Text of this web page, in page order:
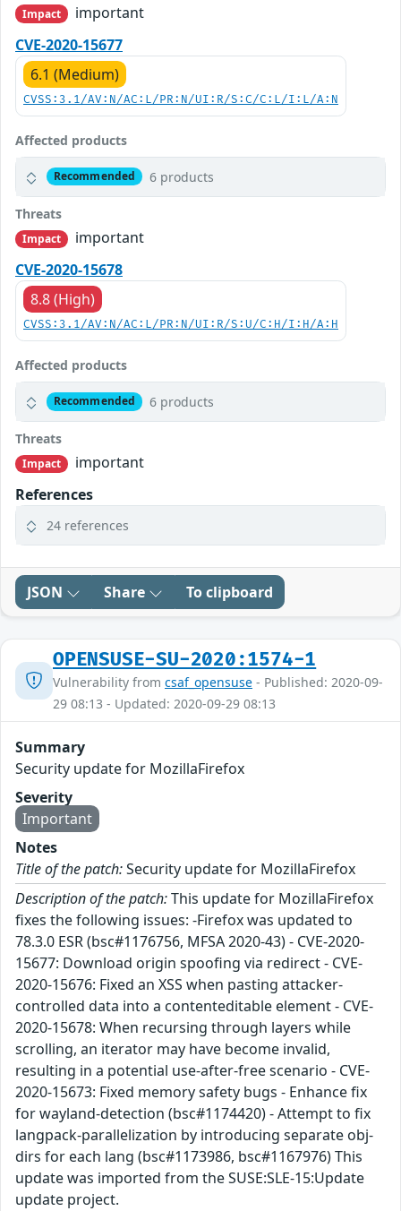
Impact
important
CVE-2020-15677
6.1 (Medium)
CVSS:3.1/AV:N/AC:L/PR:N/UI:R/S:C/C:L/I:L/A:N
Affected products
Recommended 6 products
Threats
Impact
important
CVE-2020-15678
8.8 (High)
CVSS:3.1/AV:N/AC:L/PR:N/UI:R/S:U/C:H/I:H/A:H
Affected products
Recommended 6 products
Threats
Impact
important
References
24 references
JSON Share To clipboard
OPENSUSE-SU-2020:1574-1
Vulnerability from csaf_opensuse - Published: 2020-09-
29 08:13 - Updated: 2020-09-29 08:13
Summary
Security update for MozillaFirefox
Severity
Important
Notes
Title of the patch:Security update for MozillaFirefox
Description of the patch:This update for MozillaFirefox
fixes the following issues: -Firefox was updated to
78.3.0 ESR (bsc#1176756, MFSA 2020-43) - CVE-2020-
15677: Download origin spoofing via redirect - CVE-
2020-15676: Fixed an XSS when pasting attacker-
controlled data into a contenteditable element - CVE-
2020-15678: When recursing through layers while
scrolling, an iterator may have become invalid,
resulting in a potential use-after-free scenario - CVE-
2020-15673: Fixed memory safety bugs - Enhance fix
for wayland-detection (bsc#1174420) - Attempt to fix
langpack-parallelization by introducing separate obj-
dirs for each lang (bsc#1173986, bsc#1167976) This
update was imported from the SUSE:SLE-15:Update
update project.